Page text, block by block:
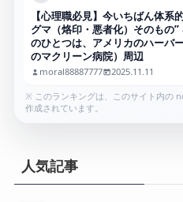
【心理職必見】今いちばん体系
グマ（烙印・悪者化）そのもの
のひとつは、アメリカのハーバ
のマクリーン病院）周辺
moral88887777 2025.11.11
※ このランキングは、このサイト内の
作成されています。
人気記事